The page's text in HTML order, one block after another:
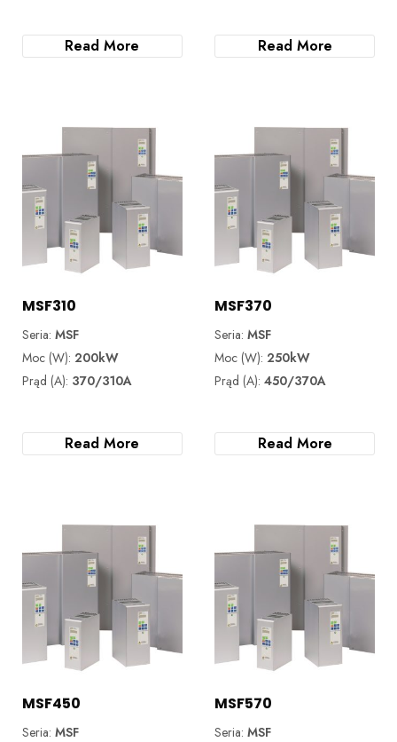
Read More Read More
MSF310
Seria: MSF
Moc (W): 200kW
Prąd (A): 370/310A
Read More
MSF370
Seria:MSF
Moc (W): 250kW
Prąd (A):450/370A
Read More
MSF450
Seria: MSF
MSF570
Seria:MSF